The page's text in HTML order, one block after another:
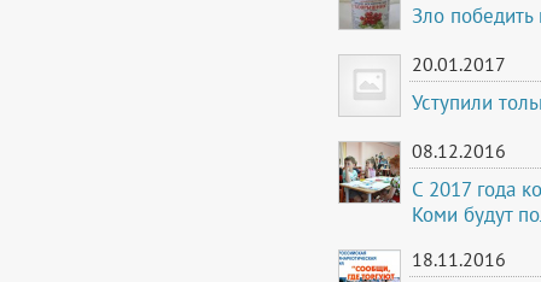
Зло
20.01.2017
Уступили
08.12.2016
С 2017 года
Коми будут
18.11.2016